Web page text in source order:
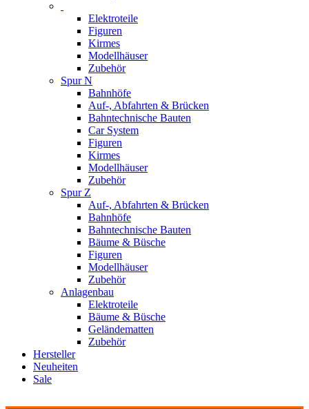
Elektroteile
Figuren
Kirmes
Modellhäuser
Zubehör
Spur N
Bahnhöfe
Auf-, Abfahrten & Brücken
Bahntechnische Bauten
Car System
Figuren
Kirmes
Modellhäuser
Zubehör
Spur Z
Auf-, Abfahrten & Brücken
Bahnhöfe
Bahntechnische Bauten
Bäume & Büsche
Figuren
Modellhäuser
Zubehör
Anlagenbau
Elektroteile
Bäume & Büsche
Geländematten
Zubehör
Hersteller
Neuheiten
Sale